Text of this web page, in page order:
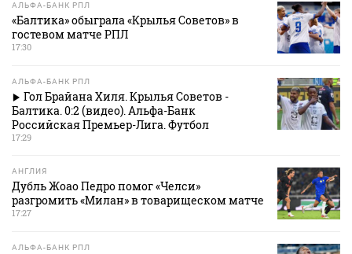
АЛЬФА-БАНК РПЛ
«Балтика» обыграла «Крылья Советов» в
гостевом матче РПЛ
17:30
АЛЬФА-БАНК РПЛ
Гол Брайана Хиля. Крылья Советов -
Балтика. 0:2 (видео). Альфа-Банк
Российская Премьер-Лига. Футбол
17:29
АНГЛИЯ
Дубль Жоао Педро помог «Челси»
разгромить «Милан» в товарищеском матче
17:27
АЛЬФА-БАНК РПЛ